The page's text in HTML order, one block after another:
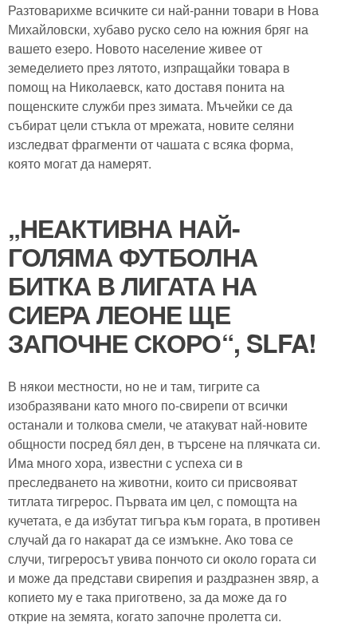
Разтоварихме всичките си най-ранни товари в Нова
Михайловски, хубаво руско село на южния бряг на
вашето езеро. Новото население живее от
земеделието през лятото, изпращайки товара в
помощ на Николаевск, като доставя понита на
пощенските служби през зимата. Мъчейки се да
събират цели стъкла от мрежата, новите селяни
изследват фрагменти от чашата с всяка форма,
която могат да намерят.
„НЕАКТИВНА НАЙ-
ГОЛЯМА ФУТБОЛНА
БИТКА В ЛИГАТА НА
СИЕРА ЛЕОНЕ ЩЕ
ЗАПОЧНЕ СКОРО“, SLFA!
В някои местности, но не и там, тигрите са
изобразявани като много по-свирепи от всички
останали и толкова смели, че атакуват най-новите
общности посред бял ден, в търсене на плячката си.
Има много хора, известни с успеха си в
преследването на животни, които си присвояват
титлата тигрерос. Първата им цел, с помощта на
кучетата, е да избутат тигъра към гората, в противен
случай да го накарат да се измъкне. Ако това се
случи, тигреросът увива пончото си около гората си
и може да представи свирепия и раздразнен звяр, а
копието му е така приготвено, за да може да го
открие на земята, когато започне пролетта си.